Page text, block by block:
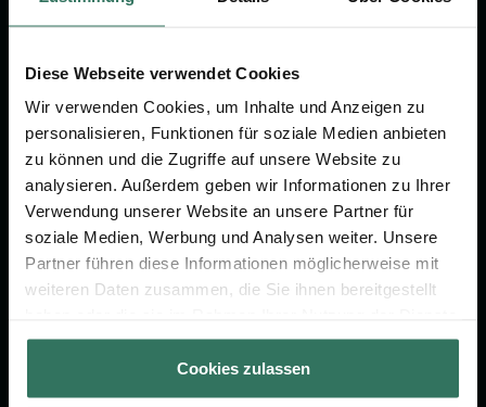
Diese Webseite verwendet Cookies
Wir verwenden Cookies, um Inhalte und Anzeigen zu
personalisieren, Funktionen für soziale Medien anbieten
zu können und die Zugriffe auf unsere Website zu
analysieren. Außerdem geben wir Informationen zu Ihrer
Verwendung unserer Website an unsere Partner für
soziale Medien, Werbung und Analysen weiter. Unsere
Partner führen diese Informationen möglicherweise mit
weiteren Daten zusammen, die Sie ihnen bereitgestellt
gesammelt haben.
Cookies zulassen
Vorsorge.
Jetzt beraten lassen
FÜR SIE
Vergleich
Ratgeber
Verzeichnis
FÜR BESTATTER
Online-Portal
Kostenlos registrieren